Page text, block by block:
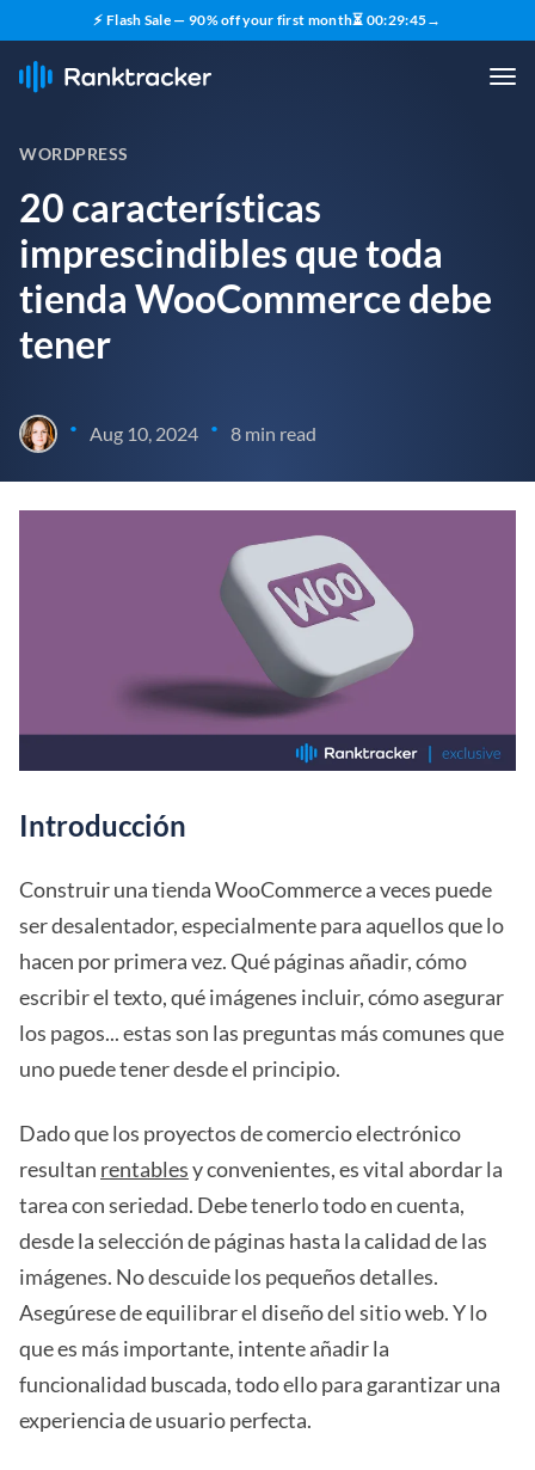
⚡ Flash Sale — 90% off your first month⏳ 00:29:43→
WORDPRESS
20 características
imprescindibles que toda
tienda WooCommerce debe
tener
• Aug 10, 2024 • 8 min read
Introducción
Construir una tienda WooCommerce a veces puede
ser desalentador, especialmente para aquellos que lo
hacen por primera vez. Qué páginas añadir, cómo
escribir el texto, qué imágenes incluir, cómo asegurar
los pagos... estas son las preguntas más comunes que
uno puede tener desde el principio.
Dado que los proyectos de comercio electrónico
resultan rentablesy convenientes, es vital abordar la
tarea con seriedad. Debe tenerlo todo en cuenta,
desde la selección de páginas hasta la calidad de las
imágenes. No descuide los pequeños detalles.
Asegúrese de equilibrar el diseño del sitio web. Y lo
que es más importante, intente añadir la
funcionalidad buscada, todo ello para garantizar una
experiencia de usuario perfecta.